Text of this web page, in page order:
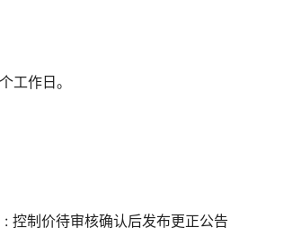
工作日。
控制价待审核确认后发布更正公告